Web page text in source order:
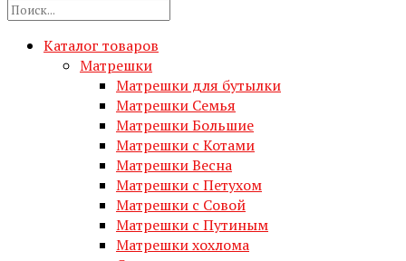
Каталог товаров
Матрешки
Матрешки для бутылки
Матрешки Семья
Матрешки Большие
Матрешки с Котами
Матрешки Весна
Матрешки с Петухом
Матрешки с Совой
Матрешки с Путиным
Матрешки хохлома